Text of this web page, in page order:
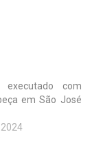
com
em São José